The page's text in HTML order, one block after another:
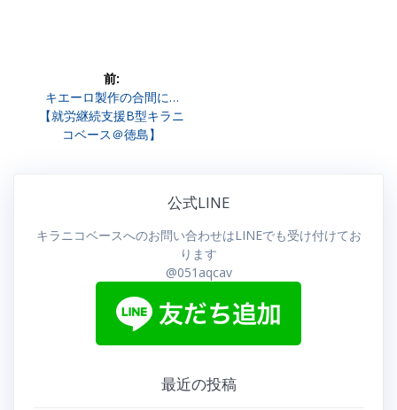
前:
前
の
キエーロ製作の合間に…
【就労継続支援B型キラニ
コベース＠徳島】
公式LINE
キラニコベースへのお問い合わせはLINEでも受け付けてお
ります
@051aqcav
最近の投稿